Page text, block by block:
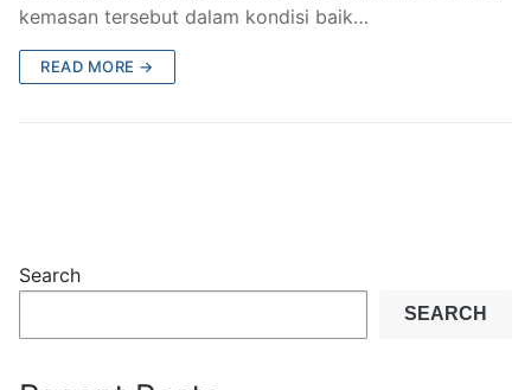
kemasan tersebut dalam kondisi baik…
READ MORE →
Search
SEARCH